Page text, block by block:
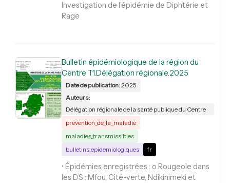
Investigation de l’épidémie de Diphtérie et
Rage
Bulletin épidémiologique de la région du
Centre T1.Délégation régionale.2025
Date de publication:2025
Auteurs:
Délégation régionale de la santé publique du Centre
prevention_de_la_maladie
maladies_transmissibles
bulletins_epidemiologiques
fr
• Épidémies enregistrées : o Rougeole dans
les DS : Mfou, Cité-verte, Ndikinimeki et